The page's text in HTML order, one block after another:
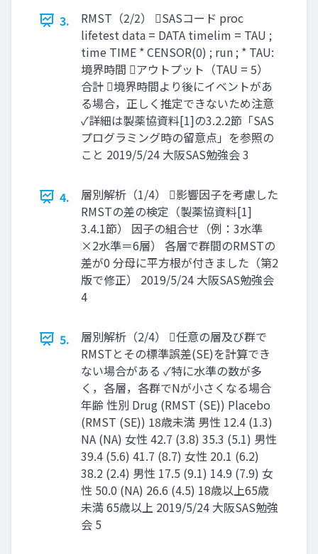
3.
RMST（2/2） SASコード proc
lifetest data = DATA timelim = TAU ;
time TIME * CENSOR(0) ; run ; * TAU:
境界時間 アウトプット（TAU = 5）
合計 境界時間より後にイベントがあ
る場合，正しく推定できないため注意
✓詳細は製薬協資料[1]の3.2.2節「SAS
プログラミング時の留意点」を参照の
こと 2019/5/24 大阪SAS勉強会 3
4.
層別解析（1/4） 影響因子を考慮した
RMSTの差の検定（製薬協資料[1]
3.4.1節） 因子の組合せ（例：3水準
×2水準＝6層） 各層で群間のRMSTの
差が0 分母に平方根が付きました（第2
版で修正） 2019/5/24 大阪SAS勉強会
4
5.
層別解析（2/4） 任意の層及び群で
RMSTとその標準誤差(SE)を計算でき
ない場合がある ✓特に水準の数が多
く，各層，各群でNが小さくなる場合
年齢 性別 Drug (RMST (SE)) Placebo
(RMST (SE)) 18歳未満 男性 12.4 (1.3)
NA (NA) 女性 42.7 (3.8) 35.3 (5.1) 男性
39.4 (5.6) 41.7 (8.7) 女性 20.1 (6.2)
38.2 (2.4) 男性 17.5 (9.1) 14.9 (7.9) 女
性 50.0 (NA) 26.6 (4.5) 18歳以上65歳
未満 65歳以上 2019/5/24 大阪SAS勉強
会 5